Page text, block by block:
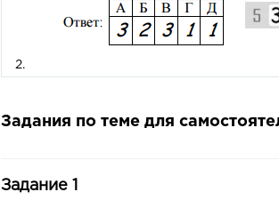
2.
Задания по теме для
Задание 1